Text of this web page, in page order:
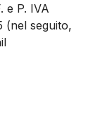
e P. IVA
(nel seguito,